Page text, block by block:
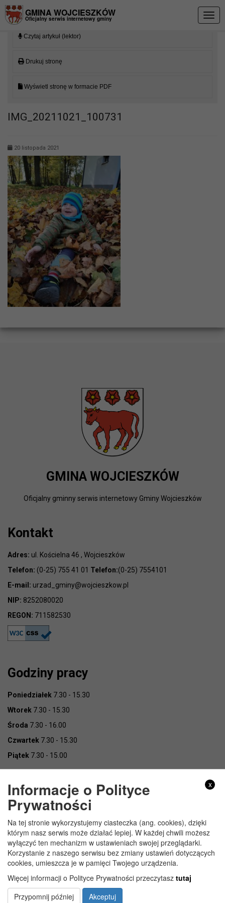
GMINA WOJCIESZKÓW
Oficjalny serwis internetowy gminy
Czytaj artykuł (lektor)
Drukuj stronę
Wyświetl stronę w formacie PDF
IMG_20211021_100731
20 listopada 2021
GMINA WOJCIESZKÓW
Oficjalny gminny serwis internetowy Gminy Wojcieszków
Kontakt
Adres: ul. Kościelna 46 , Wojcieszków
Telefon: (0-25) 755 41 01 Telefon:(0-25) 7554101
E-mail: urzad_gminy@wojcieszkow.pl
NIP: 8252080020
REGON: 711582530
Godziny pracy
Poniedziałek 7.30 - 15.30
Wtorek 7.30 - 15.30
Środa 7.30 - 16.00
Czwartek 7.30 - 15.30
Piątek 7.30 - 15.00
Copyright © Urząd Gminy Wojcieszków
x
Informacje o Polityce
Prywatności
Na tej stronie wykorzystujemy ciasteczka (ang. cookies), dzięki
którym nasz serwis może działać lepiej. W każdej chwili możesz
wyłączyć ten mechanizm w ustawieniach swojej przeglądarki.
Korzystanie z naszego serwisu bez zmiany ustawień dotyczących
cookies, umieszcza je w pamięci Twojego urządzenia.
Więcej informacji o Polityce Prywatności przeczytasz tutaj
Przypomnij później
Akceptuj